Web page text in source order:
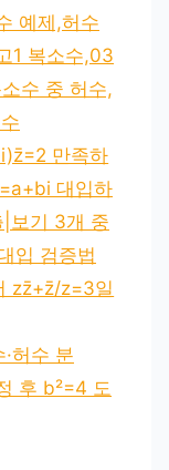
예제,허수
1 복소수,03
수 중 허수,
만족하
대입하
기 3개 중
입 검증법
zz̄+z̄/z=3일
허수 분
후 b²=4 도